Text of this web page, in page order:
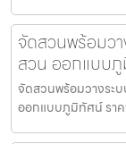
จัดสวนพร้อมว
สวน ออกแบบ
จัดสวนพร้อมวางระ
ออกแบบภูมิทัศน์ รา